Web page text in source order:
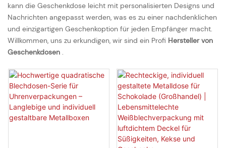
kann die Geschenkdose leicht mit personalisierten Designs und
Nachrichten angepasst werden, was es zu einer nachdenklichen
und einzigartigen Geschenkoption für jeden Empfänger macht.
Willkommen, uns zu erkundigen, wir sind ein Profi Hersteller von
Geschenkdosen .